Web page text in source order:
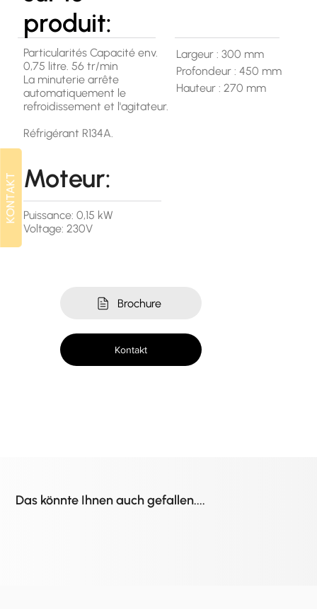
Brochure
Kontakt
produit:
Particularités Capacité env.
0,75 litre. 56 tr/min
La minuterie arrête
automatiquement le
refroidissement et l'agitateur.
Réfrigérant R134A.
Moteur:
Puissance: 0,15 kW
Voltage: 230V
Largeur : 300 mm
Profondeur : 450 mm
Hauteur : 270 mm
Das könnte Ihnen auch gefallen....
KONTAKT
KONTAKT